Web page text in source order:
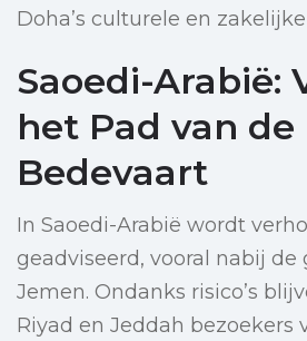
Doha’s culturele en
Saoedi-Arabië:
het Pad van de
Bedevaart
In Saoedi-Arabië wordt
geadviseerd, vooral nabij de
Jemen. Ondanks risico’s
Riyad en Jeddah bezoekers